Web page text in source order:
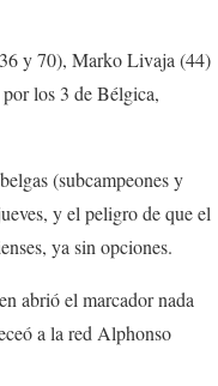
y 70), Marko Livaja (44)
los 3 de Bélgica,
(subcampeones y
y el peligro de que el
ya sin opciones.
abrió el marcador nada
a la red Alphonso